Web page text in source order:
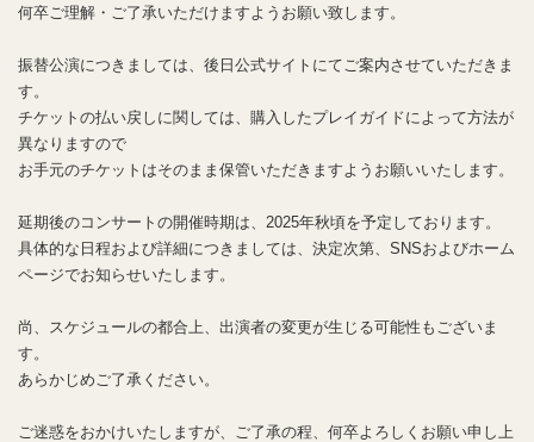
何卒ご理解・ご了承いただけますようお願い致します。
振替公演につきましては、後日公式サイトにてご案内させていただきま
す。
チケットの払い戻しに関しては、購入したプレイガイドによって方法が
異なりますので
お手元のチケットはそのまま保管いただきますようお願いいたします。
延期後のコンサートの開催時期は、2025年秋頃を予定しております。
具体的な日程および詳細につきましては、決定次第、SNSおよびホーム
ページでお知らせいたします。
尚、スケジュールの都合上、出演者の変更が生じる可能性もございま
す。
あらかじめご了承ください。
ご迷惑をおかけいたしますが、ご了承の程、何卒よろしくお願い申し上